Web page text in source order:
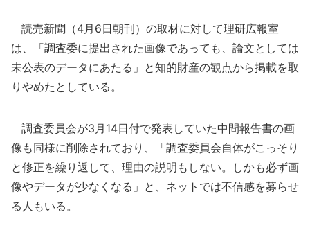
読売新聞（4月6日朝刊）の取材に対して理研広報室
は、「調査委に提出された画像であっても、論文としては
未公表のデータにあたる」と知的財産の観点から掲載を取
りやめたとしている。
調査委員会が3月14日付で発表していた中間報告書の画
像も同様に削除されており、「調査委員会自体がこっそり
と修正を繰り返して、理由の説明もしない。しかも必ず画
像やデータが少なくなる」と、ネットでは不信感を募らせ
る人もいる。